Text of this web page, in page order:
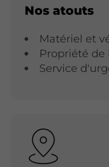
Nos atouts
Matériel et
Propriété
Service